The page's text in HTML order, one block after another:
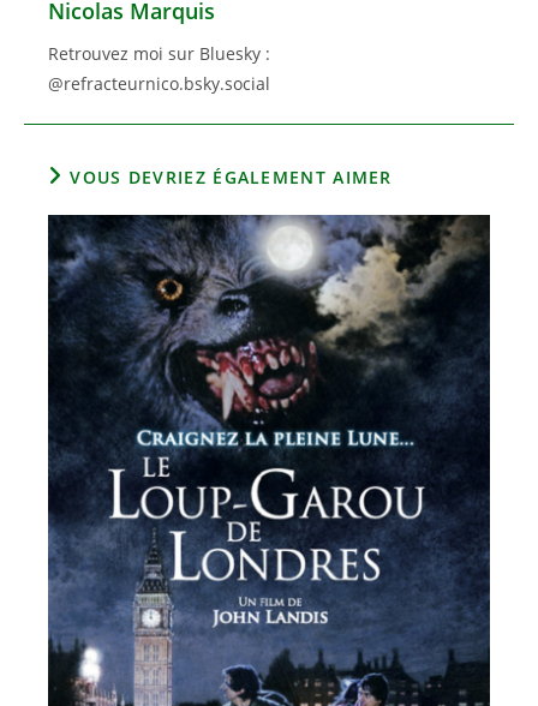
Nicolas Marquis
Retrouvez moi sur Bluesky :
@refracteurnico.bsky.social
VOUS DEVRIEZ ÉGALEMENT AIMER